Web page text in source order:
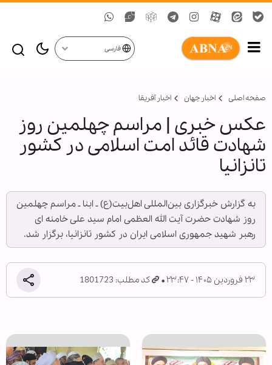
فارسی
صفحه اصلی اخبار جهان اخبار آفریقا
عکس خبری | مراسم چهلمین روز
شهادت قائد امت اسلامی در کشور
تانزانیا
به گزارش خبرگزاری بین‌المللی اهل‌بیت(ع) ـ ابنا ـ مراسم چهلمین
روز شهادت حضرت آیت الله العظمی امام سید علی خامنه ای
رهبر شهید جمهوری اسلامی ایران در کشور تانزانیا، برگزار شد.
۲۳ فروردین ۱۴۰۵ - ۲۳:۴۷ کد مطلب: 1801723